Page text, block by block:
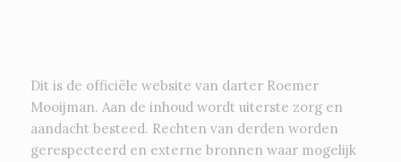
Dit is de officiële website van darter Roemer
Mooijman. Aan de inhoud wordt uiterste zorg en
aandacht besteed. Rechten van derden worden
gerespecteerd en externe bronnen waar mogelijk